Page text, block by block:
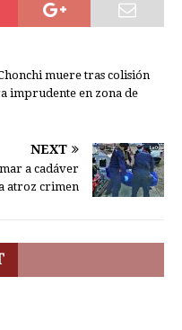
muere tras colisión
imprudente en zona de
NEXT
a cadáver
atroz crimen